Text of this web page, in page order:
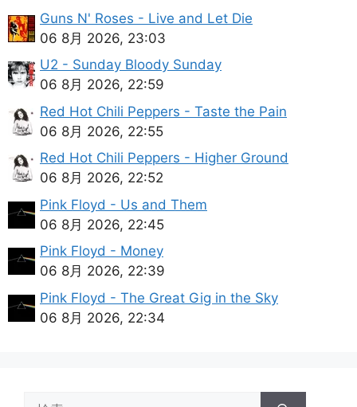
Guns N' Roses - Live and Let Die
06 8月 2026, 23:03
U2 - Sunday Bloody Sunday
06 8月 2026, 22:59
Red Hot Chili Peppers - Taste the Pain
06 8月 2026, 22:55
Red Hot Chili Peppers - Higher Ground
06 8月 2026, 22:52
Pink Floyd - Us and Them
06 8月 2026, 22:45
Pink Floyd - Money
06 8月 2026, 22:39
Pink Floyd - The Great Gig in the Sky
06 8月 2026, 22:34